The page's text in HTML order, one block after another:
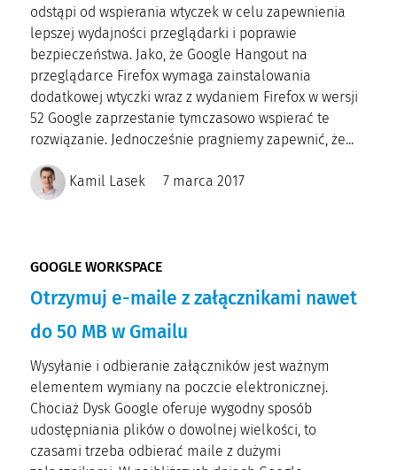
odstąpi od wspierania wtyczek w celu zapewnienia
lepszej wydajności przeglądarki i poprawie
bezpieczeństwa. Jako, że Google Hangout na
przeglądarce Firefox wymaga zainstalowania
dodatkowej wtyczki wraz z wydaniem Firefox w wersji
52 Google zaprzestanie tymczasowo wspierać te
rozwiązanie. Jednocześnie pragniemy zapewnić, że...
Kamil Lasek 7 marca 2017
GOOGLE WORKSPACE
Otrzymuj e-maile z załącznikami nawet
do 50 MB w Gmailu
Wysyłanie i odbieranie załączników jest ważnym
elementem wymiany na poczcie elektronicznej.
Chociaż Dysk Google oferuje wygodny sposób
udostępniania plików o dowolnej wielkości, to
czasami trzeba odbierać maile z dużymi